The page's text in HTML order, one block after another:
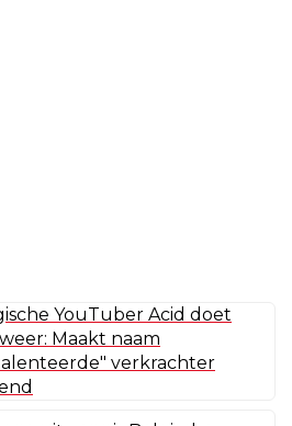
YouTuber Acid doet
Maakt naam
verkrachter